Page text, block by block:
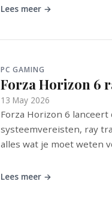
Lees meer →
PC GAMING
Forza Horizon 6
13 May 2026
Forza Horizon 6 lanceert
systeemvereisten, ray
alles wat je moet weten
Lees meer →